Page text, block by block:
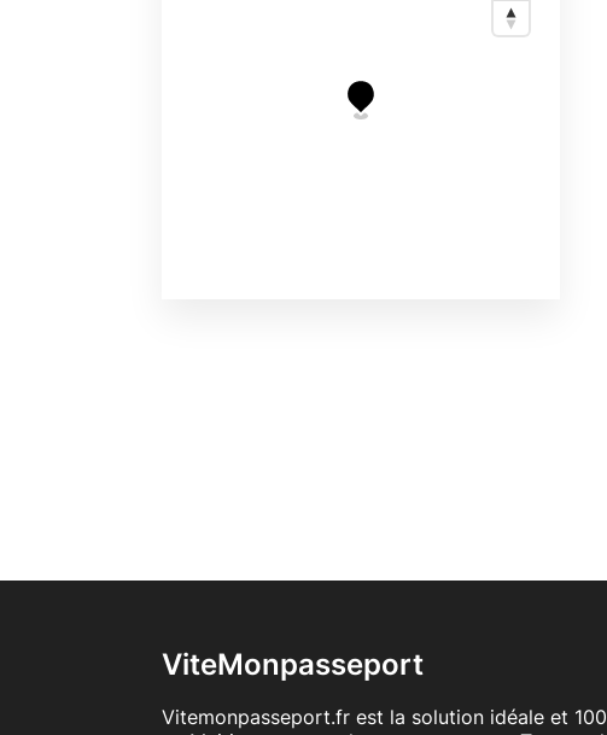
ViteMonpasseport
Vitemonpasseport.fr est la solution idéale et